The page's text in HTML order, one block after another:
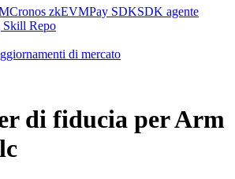
Cronos zkEVMPay SDKSDK agente
Skill Repo
di mercato
di fiducia per Arm